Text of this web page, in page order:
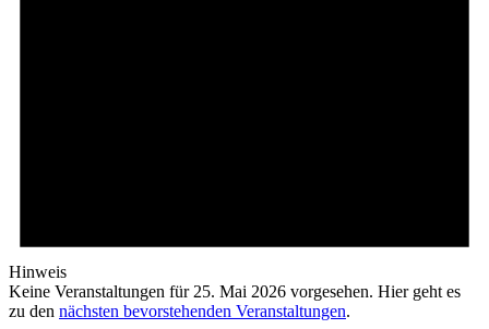
Hinweis
Keine Veranstaltungen für 25. Mai 2026 vorgesehen. Hier geht es
zu den nächsten bevorstehenden Veranstaltungen.